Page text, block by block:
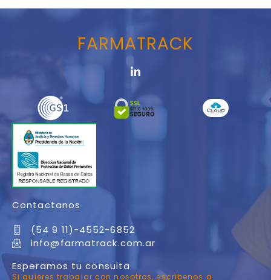
FARMATRACK
Contactanos
(54 9 11)-4552-6852
info@farmatrack.com.ar
Esperamos tu consulta
Si quieres trabajar con nosotros, escribenos a